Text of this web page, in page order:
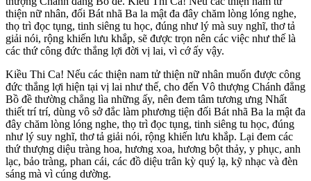
thiện nữ nhân, đối Bát nhã Ba la mật đa đây chăm lòng lóng nghe,
thọ trì đọc tụng, tinh siêng tu học, đúng như lý mà suy nghĩ, thơ tả
giải nói, rộng khiến lưu khắp, sẽ được trọn nên các việc như thế là
các thứ công đức thắng lợi đời vị lai, vì cớ ấy vậy.
Kiều Thi Ca! Nếu các thiện nam tử thiện nữ nhân muốn được công
đức thắng lợi hiện tại vị lai như thế, cho đến Vô thượng Chánh đẳng
Bồ đề thường chẳng lìa những ấy, nên đem tâm tương ưng Nhất
thiết trí trí, dùng vô sở đắc làm phương tiện đối Bát nhã Ba la mật đa
đây chăm lòng lóng nghe, thọ trì đọc tụng, tinh siêng tu học, đúng
như lý suy nghĩ, thơ tả giải nói, rộng khiến lưu khắp. Lại đem các
thứ thượng diệu tràng hoa, hương xoa, hương bột thảy, y phục, anh
lạc, bảo tràng, phan cái, các đồ diệu trân kỳ quý lạ, kỹ nhạc và đèn
sáng mà vì cúng dường.